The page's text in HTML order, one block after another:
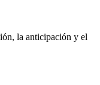
la anticipación y el